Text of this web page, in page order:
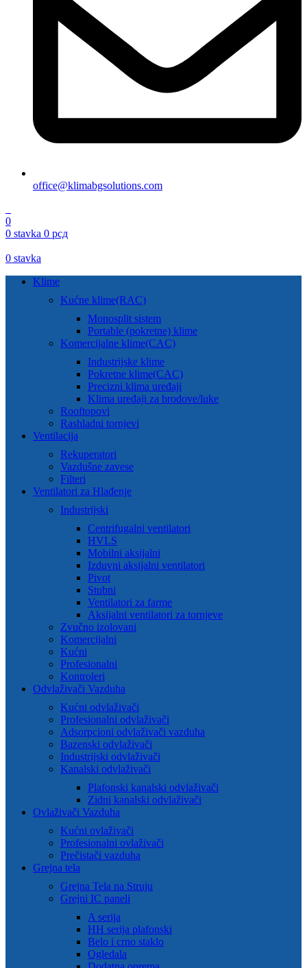
office@klimabgsolutions.com
0
0 stavka 0 рсд
0 stavka
Klime
Kućne klime(RAC)
Monosplit sistem
Portable (pokretne) klime
Komercijalne klime(CAC)
Industrijske klime
Pokretne klime(CAC)
Precizni klima uređaji
Klima uređaji za brodove/luke
Rooftopovi
Rashladni tornjevi
Ventilacija
Rekuperatori
Vazdušne zavese
Filteri
Ventilatori za Hlađenje
Industrijski
Centrifugalni ventilatori
HVLS
Mobilni aksijalni
Izduvni aksijalni ventilatori
Pivot
Stubni
Ventilatori za farme
Aksijalni ventilatori za tornjeve
Zvučno izolovani
Komercijalni
Kućni
Profesionalni
Kontroleri
Odvlaživači Vazduha
Kućni odvlaživači
Profesionalni odvlaživači
Adsorpcioni odvlaživači vazduha
Bazenski odvlaživači
Industrijski odvlaživači
Kanalski odvlaživači
Plafonski kanalski odvlaživači
Zidni kanalski odvlaživači
Ovlaživači Vazduha
Kućni ovlaživači
Profesionalni ovlaživači
Prečistači vazduha
Grejna tela
Grejna Tela na Struju
Grejni IC paneli
A serija
HH serija plafonski
Belo i crno staklo
Ogledala